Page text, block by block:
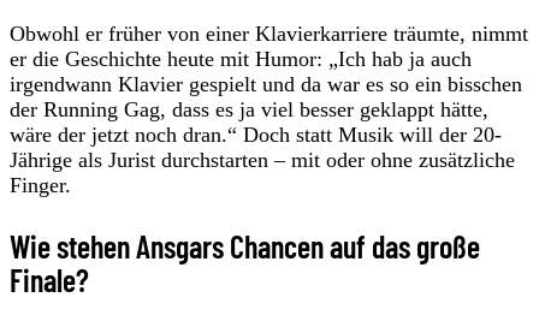
Obwohl er früher von einer Klavierkarriere träumte, nimmt
er die Geschichte heute mit Humor: „Ich hab ja auch
irgendwann Klavier gespielt und da war es so ein bisschen
der Running Gag, dass es ja viel besser geklappt hätte,
wäre der jetzt noch dran.“ Doch statt Musik will der 20-
Jährige als Jurist durchstarten – mit oder ohne zusätzliche
Finger.
Wie stehen Ansgars Chancen auf das große
Finale?